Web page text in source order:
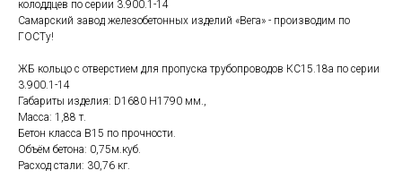
колоддцев по серии 3.900.1-14
Самарский завод железобетонных изделий «Вега» - производим по
ГОСТу!
ЖБ кольцо с отверстием для пропуска трубопроводов КС15.18а по серии
3.900.1-14
Габариты изделия: D1680 H1790 мм.,
Масса: 1,88 т.
Бетон класса B15 по прочности.
Объём бетона: 0,75м.куб.
Расход стали: 30,76 кг.